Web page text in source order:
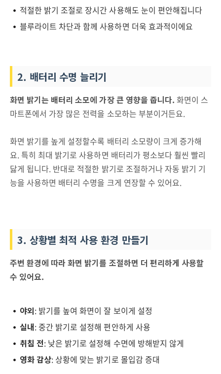
적절한 밝기 조절로 장시간 사용해도 눈이 편안해집니다
블루라이트 차단과 함께 사용하면 더욱 효과적이에요
2. 배터리 수명 늘리기
화면 밝기는 배터리 소모에 가장 큰 영향을 줍니다. 화면이 스
마트폰에서 가장 많은 전력을 소모하는 부분이거든요.
화면 밝기를 높게 설정할수록 배터리 소모량이 크게 증가해
요. 특히 최대 밝기로 사용하면 배터리가 평소보다 훨씬 빨리
닳게 됩니다. 반대로 적절한 밝기로 조절하거나 자동 밝기 기
능을 사용하면 배터리 수명을 크게 연장할 수 있어요.
3. 상황별 최적 사용 환경 만들기
주변 환경에 따라 화면 밝기를 조절하면 더 편리하게 사용할
수 있어요.
야외: 밝기를 높여 화면이 잘 보이게 설정
실내: 중간 밝기로 설정해 편안하게 사용
취침 전: 낮은 밝기로 설정해 수면에 방해받지 않게
영화 감상: 상황에 맞는 밝기로 몰입감 증대